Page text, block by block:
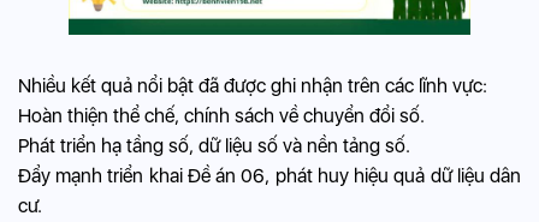
Nhiều kết quả nổi bật đã được ghi nhận trên các lĩnh vực:
Hoàn thiện thể chế, chính sách về chuyển đổi số.
Phát triển hạ tầng số, dữ liệu số và nền tảng số.
Đẩy mạnh triển khai Đề án 06, phát huy hiệu quả dữ liệu dân
cư.